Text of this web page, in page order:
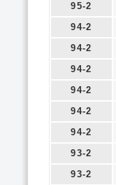
95-2
94-2
94-2
94-2
94-2
94-2
94-2
93-2
93-2